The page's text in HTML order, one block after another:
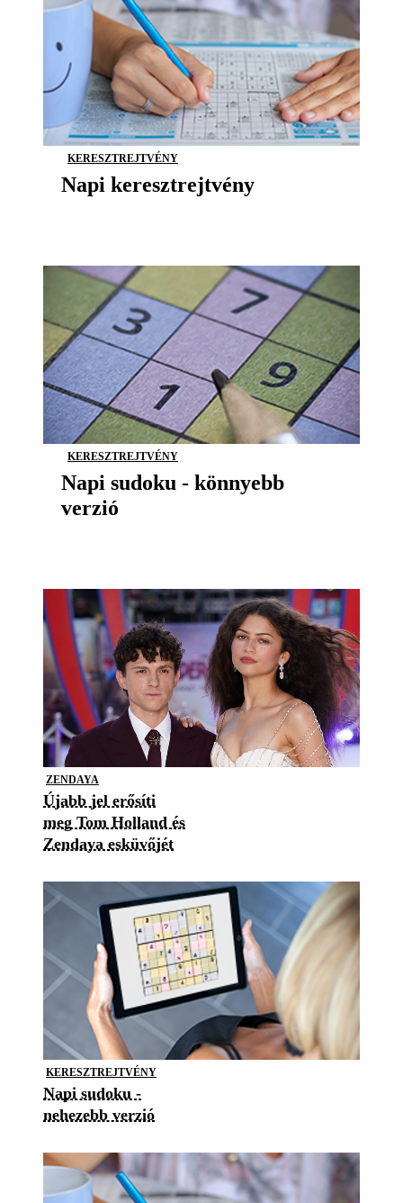
KERESZTREJTVÉNY
Napi keresztrejtvény
KERESZTREJTVÉNY
Napi sudoku - könnyebb
verzió
ZENDAYA
Újabb jel erősíti
meg Tom Holland és
Zendaya esküvőjét
KERESZTREJTVÉNY
Napi sudoku -
nehezebb verzió